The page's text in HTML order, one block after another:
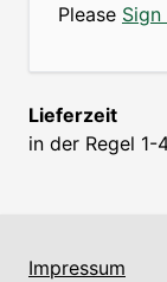
Please Sign
Lieferzeit
in der Regel 1-
Impressum